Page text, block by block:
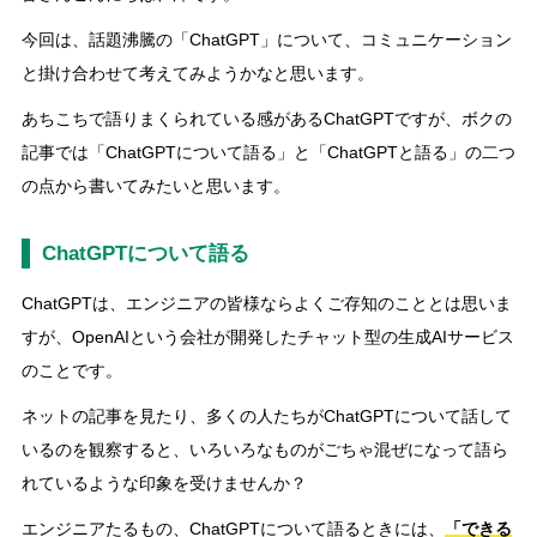
今回は、話題沸騰の「ChatGPT」について、コミュニケーション
と掛け合わせて考えてみようかなと思います。
あちこちで語りまくられている感があるChatGPTですが、ボクの
記事では「ChatGPTについて語る」と「ChatGPTと語る」の二つ
の点から書いてみたいと思います。
ChatGPTについて語る
ChatGPTは、エンジニアの皆様ならよくご存知のこととは思いま
すが、OpenAIという会社が開発したチャット型の生成AIサービス
のことです。
ネットの記事を見たり、多くの人たちがChatGPTについて話して
いるのを観察すると、いろいろなものがごちゃ混ぜになって語ら
れているような印象を受けませんか？
エンジニアたるもの、ChatGPTについて語るときには、 「できる